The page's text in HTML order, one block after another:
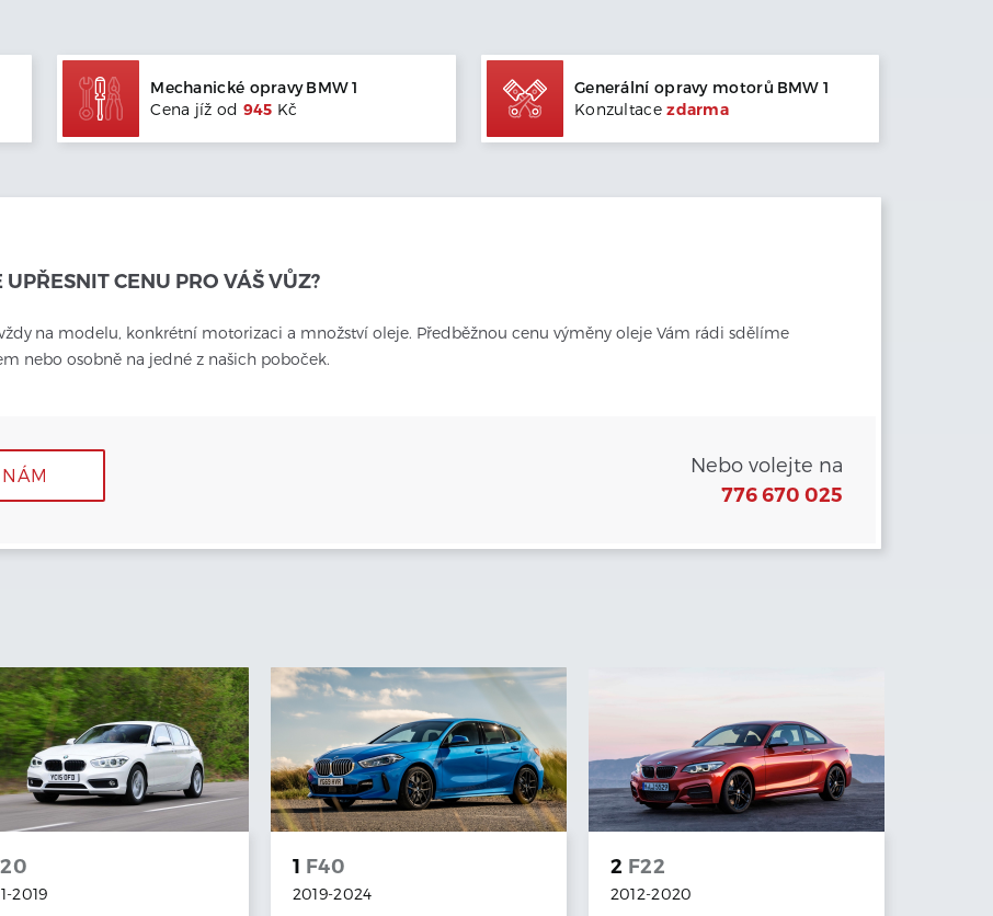
Mechanické opravy BMW1
Cena jíž od 945 Kč
Generální opravy motorů BMW 1
Konzultacezdarma
CENU PRO VÁŠ VŮZ?
na modelu, konkrétní motorizaci a množství oleje. Předběžnou cenu výměny oleje Vám rádi sdělíme
nebo osobně na jedné z našich poboček.
Nebo volejte na
776 670 025
-2019
1 F40
2019-2024
2 F22
2012-2020